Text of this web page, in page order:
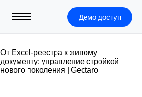
Демо доступ
От Excel-реестра к живому
документу: управление стройкой
нового поколения | Gectaro